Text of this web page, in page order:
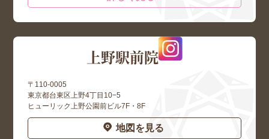
上野駅前院
〒110-0005
東京都台東区上野4丁目10−5
ヒューリック上野公園前ビル7F・8F
地図を見る